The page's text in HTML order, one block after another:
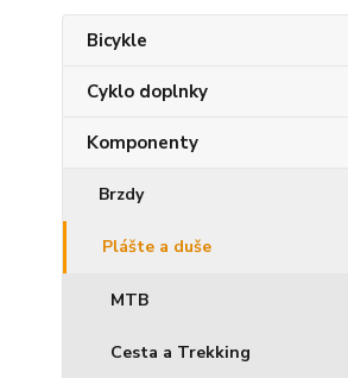
Bicykle
Cyklo doplnky
Komponenty
Brzdy
Plášte a duše
MTB
Cesta a Trekking